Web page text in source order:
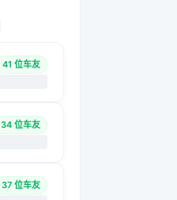
41 位车友
34 位车友
37 位车友